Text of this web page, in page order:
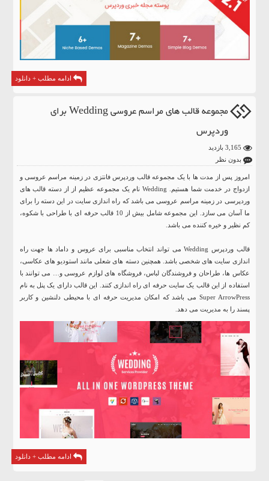
ادامه مطلب + دانلود
مجموعه قالب های مراسم عروسی Wedding برای
وردپرس
بدون نظر
امروز پس از مدت ها با یک مجموعه قالب وردپرس فانتزی در زمینه مراسم عروسی و
ازدواج در خدمت شما هستیم. Wedding نام یک مجموعه عظیم از از دسته قالب های
وردپرسی در زمینه مراسم عروسی می باشد که راه اندازی سایت در این دسته را برای
ما آسان می سازد. این مجموعه شامل بیش از 10 قالب حرفه ای با طراحی با شکوه،
کم نظیر و خیره کننده می باشد.
قالب وردپرس Wedding می تواند انتخاب مناسبی برای عروس و داماد ها جهت راه
اندازی سایت های شخصی باشد. همچنین دسته های شعلی مانند استودیو های عکاسی،
عکاس ها، طراحان و فروشندگان لباس، فروشگاه های لوازم عروسی و… می توانند با
استفاده از این قالب یک سایت حرفه ای راه اندازی کنند. این قالب دارای یک پنل به نام
Super ArrowPress می باشد که امکان مدیریت حرفه ای با محیطی دلنشین و کاربر
پسند را به مدیریت می دهد.
ادامه مطلب + دانلود